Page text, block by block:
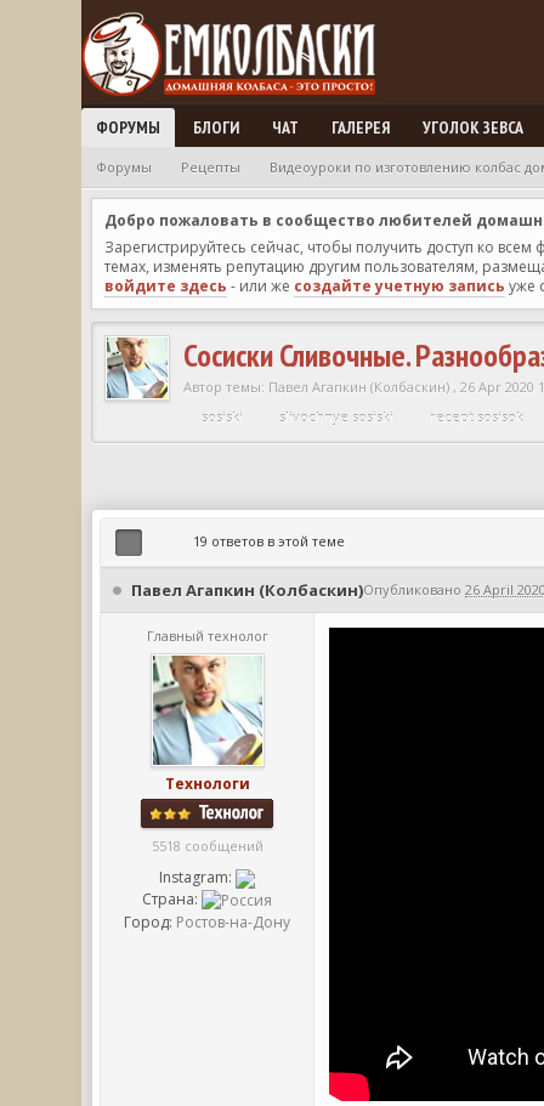
ФОРУМЫ БЛОГИ ЧАТ ГАЛЕРЕЯ УГОЛОК ЗЕВСА
Форумы Рецепты Видеоуроки по изготовлению колбас
Добро пожаловать в сообщество любителей
Зарегистрируйтесь сейчас, чтобы получить доступ ко
темах, изменять репутацию другим пользователям,
войдите здесь - или же создайте учетную запись уже
Сосиски Сливочные.
Автор темы: Павел Агапкин (Колбаскин) ,26 Apr 2020
sosiski
slivochnye sosiski recept sosisok
19 ответов в этой теме
Павел Агапкин (Колбаскин)Опубликовано26 April
Главный технолог
Технологи
5518 сообщений
Instagram:
Страна:
Город: Ростов-на-Дону